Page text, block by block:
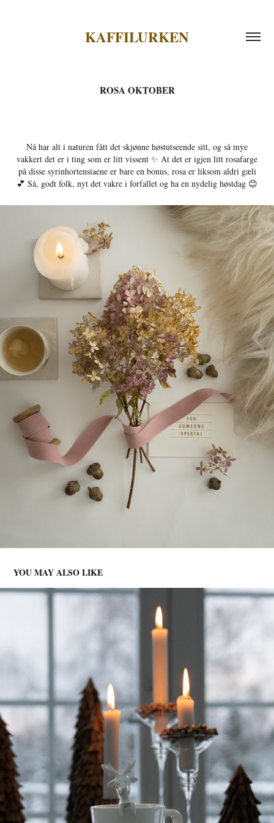
KAFFILURKEN
ROSA OKTOBER
Nå har alt i naturen fått det skjønne høstutseende sitt, og så mye
vakkert det er i ting som er litt vissent ✨ At det er igjen litt rosafarge
på disse syrinhortensiaene er bare en bonus, rosa er liksom aldri gæli
💕 Så, godt folk, nyt det vakre i forfallet og ha en nydelig høstdag 😊
YOU MAY ALSO LIKE
ROMJULSRO
2022